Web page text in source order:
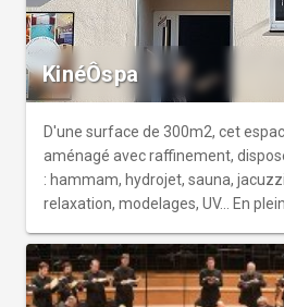
KinéÔspa
D'une surface de 300m2, cet
aménagé avec raffinement,
: hammam, hydrojet, sauna,
relaxation, modelages, UV… En
pour vous libérer le corps et
cocooning.